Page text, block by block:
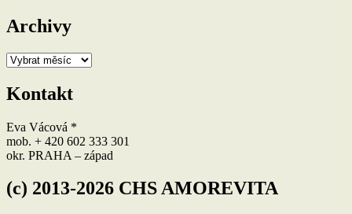
Archivy
Archivy
Kontakt
Eva Vácová *
mob. + 420 602 333 301
okr. PRAHA – západ
(c) 2013-2026 CHS AMOREVITA